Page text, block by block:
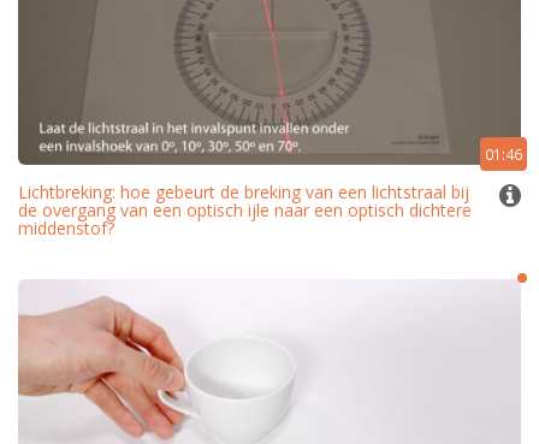
01:46
Lichtbreking: hoe gebeurt de breking van een lichtstraal bij
de overgang van een optisch ijle naar een optisch dichtere
middenstof?